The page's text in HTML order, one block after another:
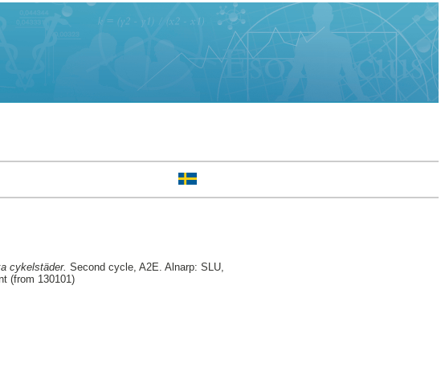
cykelstäder. Second cycle, A2E. Alnarp: SLU,
(from 130101)